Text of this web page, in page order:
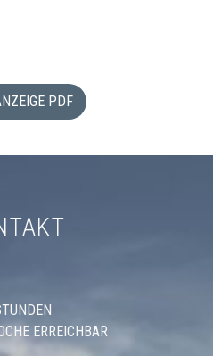
PDF
ERREICHBAR